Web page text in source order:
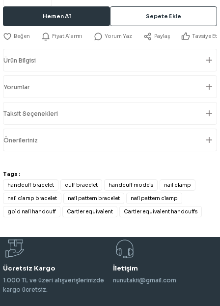
Hemen Al Sepete Ekle
Fiyat Alarmı Yorum Yaz Paylaş Tavsiye Et
Ürün Bilgisi
Yorumlar
Taksit Seçenekleri
Önerileriniz
Tags :
handcuff bracelet
cuff bracelet handcuff models nail clamp
nail clamp bracelet nail pattern bracelet nail pattern clamp
gold nail handcuff Cartier equivalent Cartier equivalent handcuffs
Ücretsiz Kargo
1.000 TL ve üzeri alışverişlerinizde
kargo ücretsiz.
İletişim
nunutakii@gmail.com